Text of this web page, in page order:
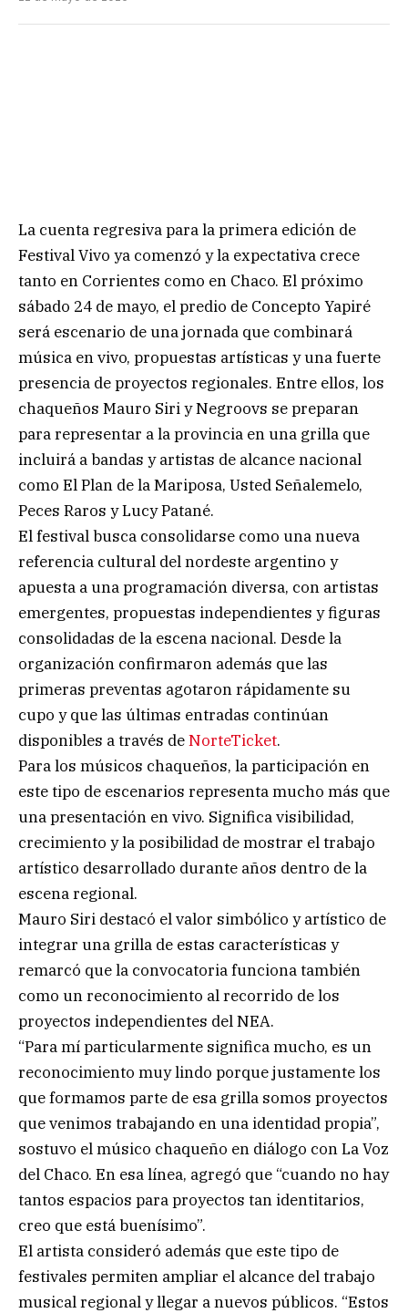
La cuenta regresiva para la primera edición de
Festival Vivo ya comenzó y la expectativa crece
tanto en Corrientes como en Chaco. El próximo
sábado 24 de mayo, el predio de Concepto Yapiré
será escenario de una jornada que combinará
música en vivo, propuestas artísticas y una fuerte
presencia de proyectos regionales. Entre ellos, los
chaqueños Mauro Siri y Negroovs se preparan
para representar a la provincia en una grilla que
incluirá a bandas y artistas de alcance nacional
como El Plan de la Mariposa, Usted Señalemelo,
Peces Raros y Lucy Patané.
El festival busca consolidarse como una nueva
referencia cultural del nordeste argentino y
apuesta a una programación diversa, con artistas
emergentes, propuestas independientes y figuras
consolidadas de la escena nacional. Desde la
organización confirmaron además que las
primeras preventas agotaron rápidamente su
cupo y que las últimas entradas continúan
disponibles a través deNorteTicket.
Para los músicos chaqueños, la participación en
este tipo de escenarios representa mucho más que
una presentación en vivo. Significa visibilidad,
crecimiento y la posibilidad de mostrar el trabajo
artístico desarrollado durante años dentro de la
escena regional.
Mauro Siri destacó el valor simbólico y artístico de
integrar una grilla de estas características y
remarcó que la convocatoria funciona también
como un reconocimiento al recorrido de los
proyectos independientes del NEA.
“Para mí particularmente significa mucho, es un
reconocimiento muy lindo porque justamente los
que formamos parte de esa grilla somos proyectos
que venimos trabajando en una identidad propia”,
sostuvo el músico chaqueño en diálogo con La Voz
del Chaco. En esa línea, agregó que “cuando no hay
tantos espacios para proyectos tan identitarios,
creo que está buenísimo”.
El artista consideró además que este tipo de
festivales permiten ampliar el alcance del trabajo
musical regional y llegar a nuevos públicos. “Estos